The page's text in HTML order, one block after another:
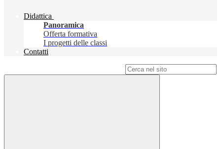
Didattica
Panoramica
Offerta formativa
I progetti delle classi
Contatti